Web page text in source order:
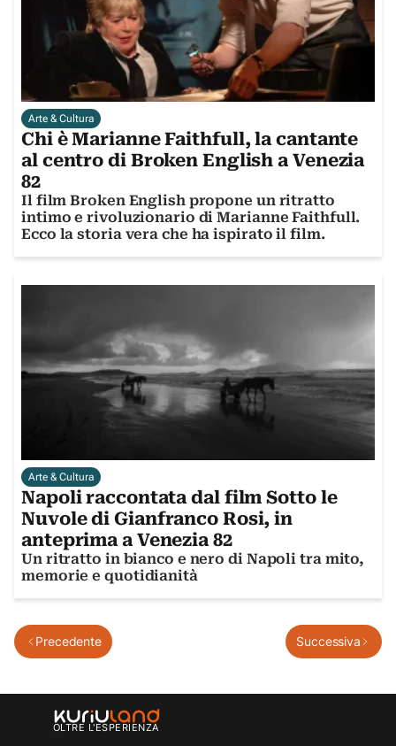
Arte & Cultura
Chi è Marianne Faithfull, la cantante
al centro di Broken English a Venezia
82
Il film Broken English propone un ritratto
intimo e rivoluzionario di Marianne Faithfull.
Ecco la storia vera che ha ispirato il film.
Arte & Cultura
Napoli raccontata dal film Sotto le
Nuvole di Gianfranco Rosi, in
anteprima a Venezia 82
Un ritratto in bianco e nero di Napoli tra mito,
memorie e quotidianità
Precedente Successiva
OLTRE L'ESPERIENZA